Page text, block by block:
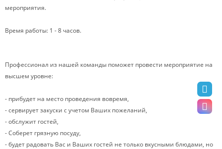
мероприятия.
Время работы: 1 - 8 часов.
Профессионал из нашей команды поможет провести мероприятие на
высшем уровне:
- прибудет на место проведения вовремя,
- сервирует закуски с учетом Ваших пожеланий,
- обслужит гостей,
- Соберет грязную посуду,
- будет радовать Вас и Ваших гостей не только вкусными блюдами, но